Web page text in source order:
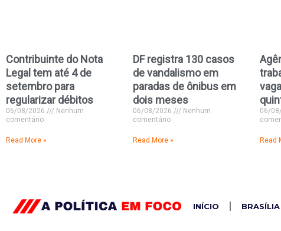
Contribuinte do Nota
Legal tem até 4 de
setembro para
regularizar débitos
06/08/2026
Nenhum
comentário
Read More »
DF registra 130 casos
de vandalismo em
paradas de ônibus em
dois meses
06/08/2026
Nenhum
comentário
Read More »
06/
Read
INÍCIO BRASÍLIA